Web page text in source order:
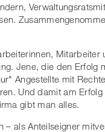
Mitarbeiter
Jene, die den Erfolg
Angestellte mit
Und damit am
gibt man alles.
als Anteilseigner